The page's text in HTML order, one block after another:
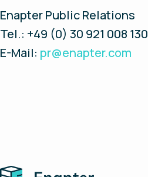
Enapter Public Relations
Tel.: +49 (0) 30 921 008 130
E-Mail: pr@enapter.com
Home